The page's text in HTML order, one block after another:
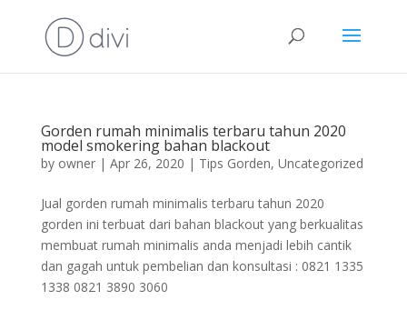
Gorden rumah minimalis terbaru tahun 2020
model smokering bahan blackout
by owner| Apr 26, 2020 | Tips Gorden, Uncategorized
Jual gorden rumah minimalis terbaru tahun 2020
gorden ini terbuat dari bahan blackout yang berkualitas
membuat rumah minimalis anda menjadi lebih cantik
dan gagah untuk pembelian dan konsultasi : 0821 1335
1338 0821 3890 3060